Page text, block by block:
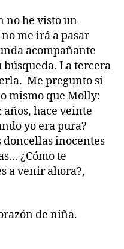
no he visto un
me irá a pasar
acompañante
La tercera
Me pregunto si
mismo que Molly:
años, hace veinte
yo era pura?
doncellas inocentes
¿Cómo te
a venir ahora?,
de niña.